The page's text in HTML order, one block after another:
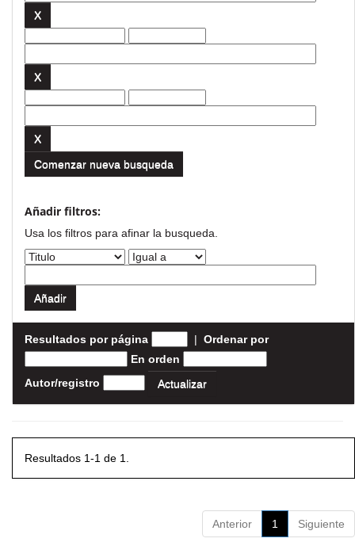
Comenzar nueva busqueda
Añadir filtros:
Usa los filtros para afinar la busqueda.
Resultados por página | Ordenar por
En orden
Autor/registro
Resultados 1-1 de 1.
Anterior 1 Siguiente